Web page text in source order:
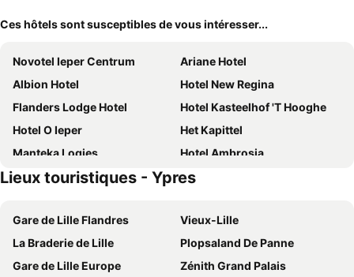
Ces hôtels sont susceptibles de vous intéresser...
Novotel Ieper Centrum
Ariane Hotel
Albion Hotel
Hotel New Regina
Flanders Lodge Hotel
Hotel Kasteelhof 'T Hooghe
Hotel O Ieper
Het Kapittel
Manteka Logies
Hotel Ambrosia
Main Street Hotel
Elysian
Apartments Ypres
Menin Gate House
B&B Laurus
Alliance Hotel Ieper Centrum
Hotel Landhuis 't Wilgenerf
Albertushof
Lieux touristiques - Ypres
Gare de Lille Flandres
Vieux-Lille
La Braderie de Lille
Plopsaland De Panne
Gare de Lille Europe
Zénith Grand Palais